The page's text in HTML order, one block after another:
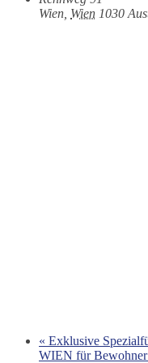
Wien Wien 1030
« Exklusive
WIEN für